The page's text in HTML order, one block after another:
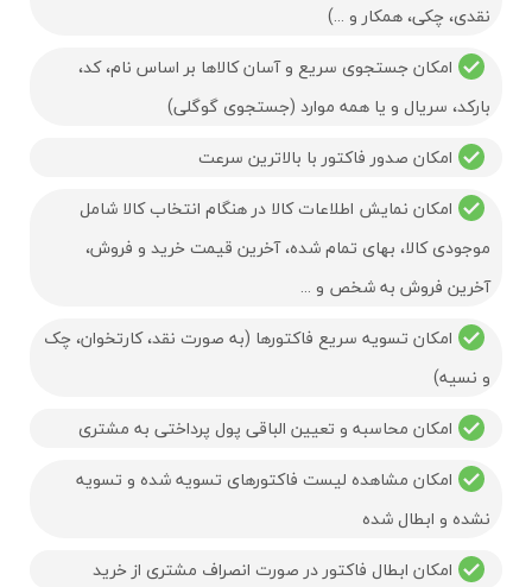
نقدی، چکی، همکار و ...)
امکان جستجوی سریع و آسان کالاها بر اساس نام، کد،
بارکد، سریال و یا همه موارد (جستجوی گوگلی)
امکان صدور فاکتور با بالاترین سرعت
امکان نمایش اطلاعات کالا در هنگام انتخاب کالا شامل
موجودی کالا، بهای تمام شده، آخرین قیمت خرید و فروش،
آخرین فروش به شخص و ...
امکان تسویه سریع فاکتورها (به صورت نقد، کارتخوان، چک
و نسیه)
امکان محاسبه و تعیین الباقی پول پرداختی به مشتری
امکان مشاهده لیست فاکتورهای تسویه شده و تسویه
نشده و ابطال شده
امکان ابطال فاکتور در صورت انصراف مشتری از خرید